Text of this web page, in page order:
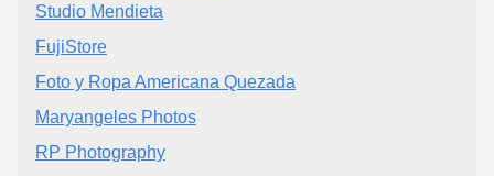
Studio Mendieta
FujiStore
Foto y Ropa Americana Quezada
Maryangeles Photos
RP Photography